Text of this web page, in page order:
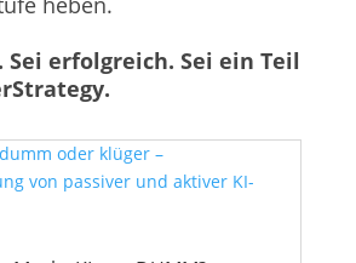
Sei erfolgreich. Sei ein Teil